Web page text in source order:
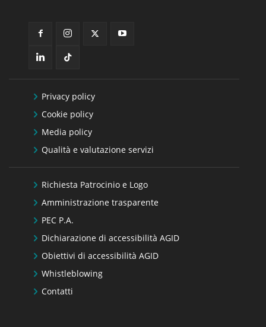
Privacy policy
Cookie policy
Media policy
Qualità e valutazione servizi
Richiesta Patrocinio e Logo
Amministrazione trasparente
PEC P.A.
Dichiarazione di accessibilità AGID
Obiettivi di accessibilità AGID
Whistleblowing
Contatti